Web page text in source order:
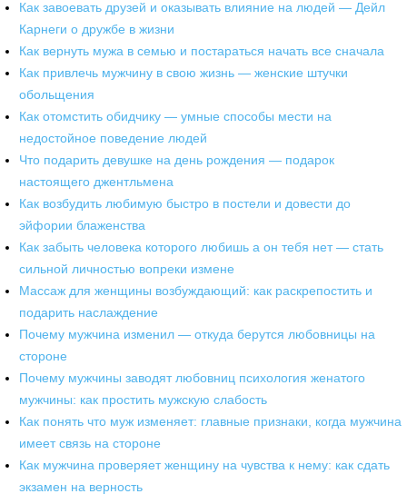
Как завоевать друзей и оказывать влияние на людей — Дейл
Карнеги о дружбе в жизни
Как вернуть мужа в семью и постараться начать все сначала
Как привлечь мужчину в свою жизнь — женские штучки
обольщения
Как отомстить обидчику — умные способы мести на
недостойное поведение людей
Что подарить девушке на день рождения — подарок
настоящего джентльмена
Как возбудить любимую быстро в постели и довести до
эйфории блаженства
Как забыть человека которого любишь а он тебя нет — стать
сильной личностью вопреки измене
Массаж для женщины возбуждающий: как раскрепостить и
подарить наслаждение
Почему мужчина изменил — откуда берутся любовницы на
стороне
Почему мужчины заводят любовниц психология женатого
мужчины: как простить мужскую слабость
Как понять что муж изменяет: главные признаки, когда мужчина
имеет связь на стороне
Как мужчина проверяет женщину на чувства к нему: как сдать
экзамен на верность